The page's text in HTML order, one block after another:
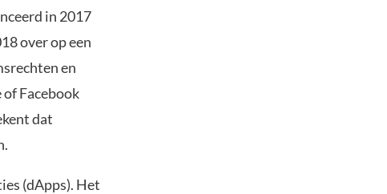
in 2017
over op een
en
Facebook
dat
(dApps). Het